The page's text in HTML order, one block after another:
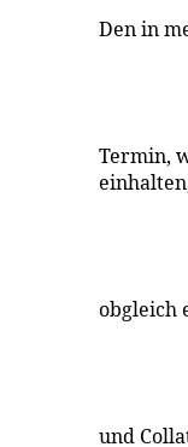
Den in
Termin,
obgleich
und